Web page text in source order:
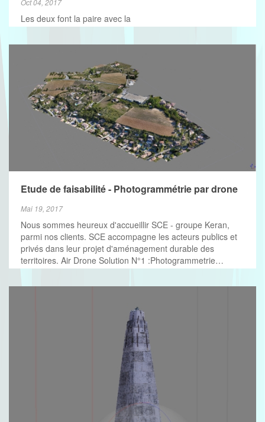
Oct 04, 2017
Les deux font la paire avec la
Etude de faisabilité - Photogrammétrie par drone
Mai 19, 2017
Nous sommes heureux d'accueillir SCE - groupe Keran,
parmi nos clients. SCE accompagne les acteurs publics et
privés dans leur projet d'aménagement durable des
territoires. Air Drone Solution N°1 :Photogrammetrie…